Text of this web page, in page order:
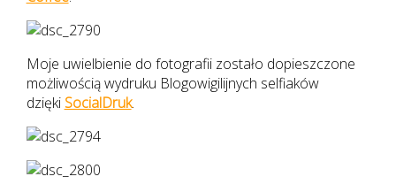
Moje uwielbienie do fotografii zostało dopieszczone
możliwością wydruku Blogowigilijnych selfiaków
dzięki SocialDruk.